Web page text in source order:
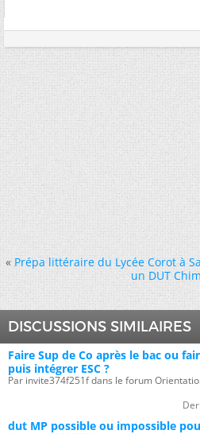
« Prépa littéraire du Lycée Corot à
un DUT
DISCUSSIONS SIMILAIRES
Faire Sup de Co après le bac ou
puis intégrer ESC ?
Par invite374f251f dans le forum
dut MP possible ou impossible